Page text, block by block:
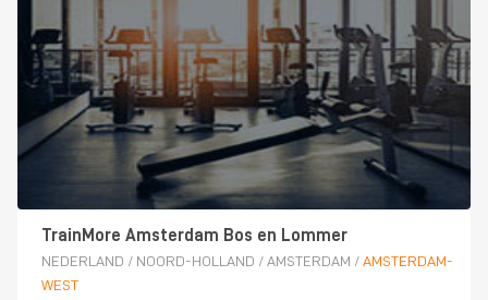
TrainMore Amsterdam Bos en Lommer
NEDERLAND / NOORD-HOLLAND / AMSTERDAM / AMSTERDAM-
WEST